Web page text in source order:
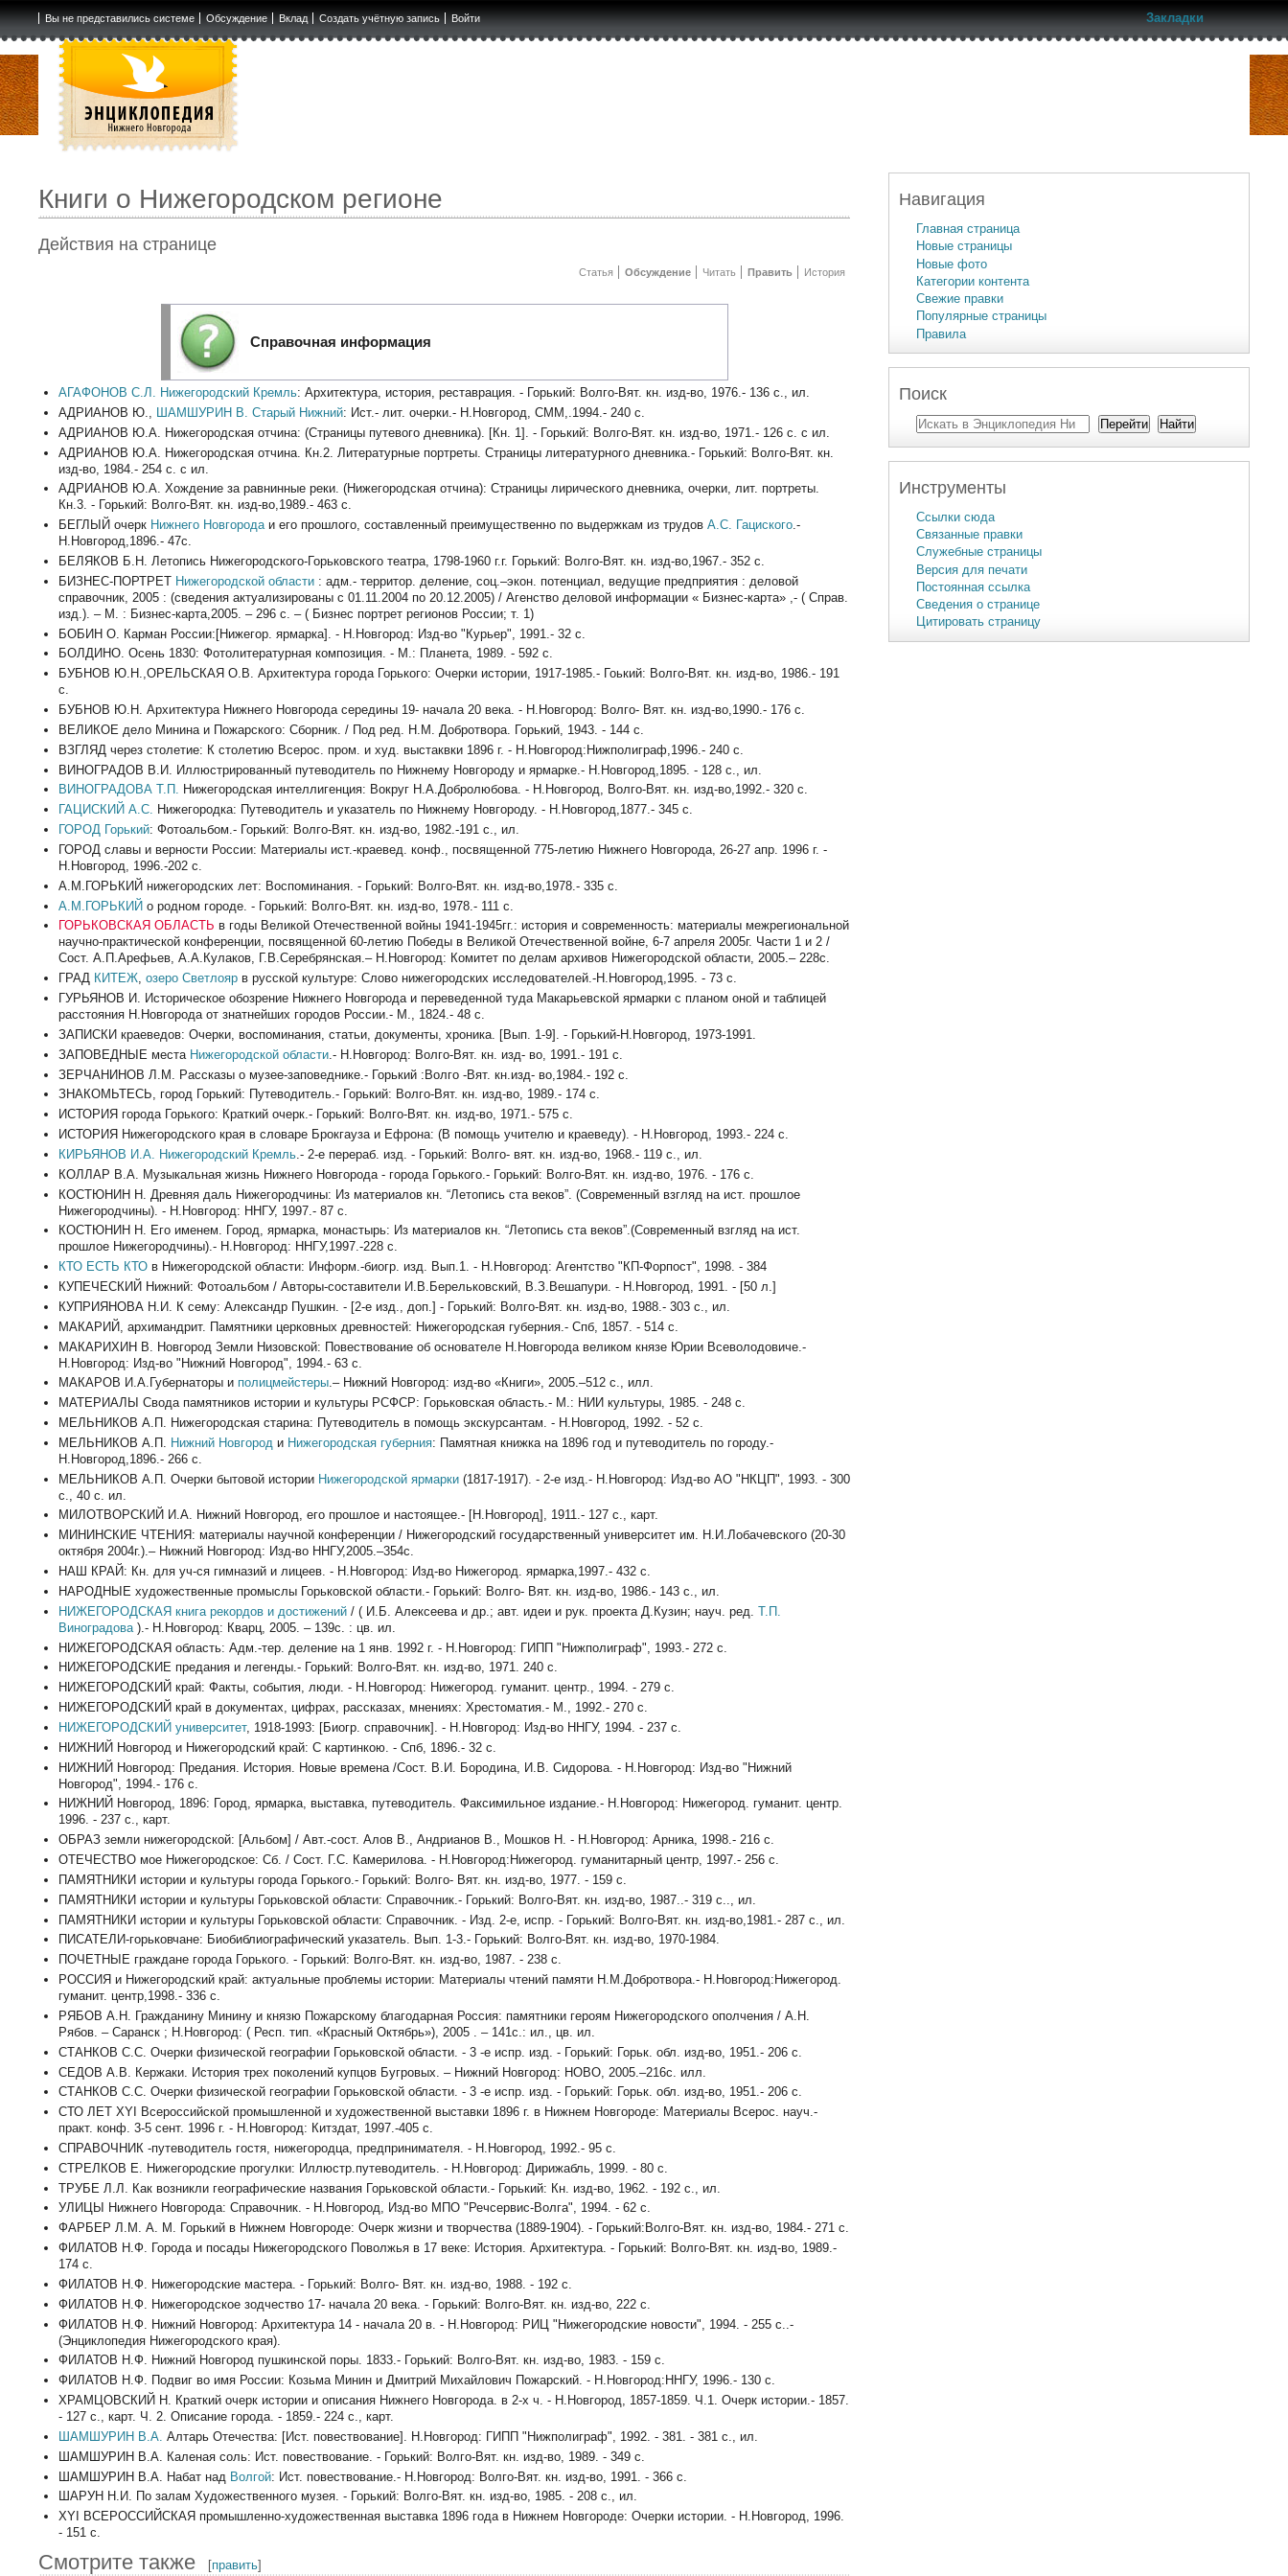
Вы не представились системе Обсуждение Вклад Создать учётную запись Войти Закладки
Книги о Нижегородском регионе
Действия на странице
Статья Обсуждение Читать Править История
Справочная информация
АГАФОНОВ С.Л. Нижегородский Кремль: Архитектура, история, реставрация. - Горький: Волго-Вят. кн. изд-во, 1976.- 136 с., ил.
АДРИАНОВ Ю.,
ШАМШУРИН В. Старый Нижний: Ист.- лит. очерки.- Н.Новгород, СММ,.1994.- 240 с.
АДРИАНОВ Ю.А. Нижегородская отчина: (Страницы путевого дневника). [Кн. 1]. - Горький: Волго-Вят. кн. изд-во, 1971.- 126 с. с ил.
АДРИАНОВ Ю.А. Нижегородская отчина. Кн.2. Литературные портреты. Страницы литературного дневника.- Горький: Волго-Вят. кн.
изд-во, 1984.- 254 с. с ил.
АДРИАНОВ Ю.А. Хождение за равнинные реки. (Нижегородская отчина): Страницы лирического дневника, очерки, лит. портреты.
Кн.3. - Горький: Волго-Вят. кн. изд-во,1989.- 463 с.
БЕГЛЫЙ очерк Нижнего Новгородаи его прошлого, составленный преимущественно по выдержкам из трудов А.С. Гациского.-
Н.Новгород,1896.- 47с.
БЕЛЯКОВ Б.Н. Летопись Нижегородского-Горьковского театра, 1798-1960 г.г. Горький: Волго-Вят. кн. изд-во,1967.- 352 с.
БИЗНЕС-ПОРТРЕТ Нижегородской области: адм.- территор. деление, соц.–экон. потенциал, ведущие предприятия : деловой
справочник, 2005 : (сведения актуализированы с 01.11.2004 по 20.12.2005) / Агенство деловой информации « Бизнес-карта» ,- ( Справ.
изд.). – М. : Бизнес-карта,2005. – 296 с. – ( Бизнес портрет регионов России; т. 1)
БОБИН О. Карман России:[Нижегор. ярмарка]. - Н.Новгород: Изд-во "Курьер", 1991.- 32 с.
БОЛДИНО. Осень 1830: Фотолитературная композиция. - М.: Планета, 1989. - 592 с.
БУБНОВ Ю.Н.,ОРЕЛЬСКАЯ О.В. Архитектура города Горького: Очерки истории, 1917-1985.- Гоький: Волго-Вят. кн. изд-во, 1986.- 191
с.
БУБНОВ Ю.Н. Архитектура Нижнего Новгорода середины 19- начала 20 века. - Н.Новгород: Волго- Вят. кн. изд-во,1990.- 176 с.
ВЕЛИКОЕ дело Минина и Пожарского: Сборник. / Под ред. Н.М. Добротвора. Горький, 1943. - 144 с.
ВЗГЛЯД через столетие: К столетию Всерос. пром. и худ. выстаквки 1896 г. - Н.Новгород:Нижполиграф,1996.- 240 с.
ВИНОГРАДОВ В.И. Иллюстрированный путеводитель по Нижнему Новгороду и ярмарке.- Н.Новгород,1895. - 128 с., ил.
ВИНОГРАДОВА Т.П. Нижегородская интеллигенция: Вокруг Н.А.Добролюбова. - Н.Новгород, Волго-Вят. кн. изд-во,1992.- 320 с.
ГАЦИСКИЙ А.С. Нижегородка: Путеводитель и указатель по Нижнему Новгороду. - Н.Новгород,1877.- 345 с.
ГОРОД Горький: Фотоальбом.- Горький: Волго-Вят. кн. изд-во, 1982.-191 с., ил.
ГОРОД славы и верности России: Материалы ист.-краевед. конф., посвященной 775-летию Нижнего Новгорода, 26-27 апр. 1996 г. -
Н.Новгород, 1996.-202 с.
А.М.ГОРЬКИЙ нижегородских лет: Воспоминания. - Горький: Волго-Вят. кн. изд-во,1978.- 335 с.
А.М.ГОРЬКИЙо родном городе. - Горький: Волго-Вят. кн. изд-во, 1978.- 111 с.
ГОРЬКОВСКАЯ ОБЛАСТЬ в годы Великой Отечественной войны 1941-1945гг.: история и современность: материалы межрегиональной
научно-практической конференции, посвященной 60-летию Победы в Великой Отечественной войне, 6-7 апреля 2005г. Части 1 и 2 /
Сост. А.П.Арефьев, А.А.Кулаков, Г.В.Серебрянская.– Н.Новгород: Комитет по делам архивов Нижегородской области, 2005.– 228с.
ГРАД КИТЕЖ, озеро Светлоярв русской культуре: Слово нижегородских исследователей.-Н.Новгород,1995. - 73 с.
ГУРЬЯНОВ И. Историческое обозрение Нижнего Новгорода и переведенной туда Макарьевской ярмарки с планом оной и таблицей
расстояния Н.Новгорода от знатнейших городов России.- М., 1824.- 48 с.
ЗАПИСКИ краеведов: Очерки, воспоминания, статьи, документы, хроника. [Вып. 1-9]. - Горький-Н.Новгород, 1973-1991.
ЗАПОВЕДНЫЕ места Нижегородской области.- Н.Новгород: Волго-Вят. кн. изд- во, 1991.- 191 с.
ЗЕРЧАНИНОВ Л.М. Рассказы о музее-заповеднике.- Горький :Волго -Вят. кн.изд- во,1984.- 192 с.
ЗНАКОМЬТЕСЬ, город Горький: Путеводитель.- Горький: Волго-Вят. кн. изд-во, 1989.- 174 с.
ИСТОРИЯ города Горького: Краткий очерк.- Горький: Волго-Вят. кн. изд-во, 1971.- 575 с.
ИСТОРИЯ Нижегородского края в словаре Брокгауза и Ефрона: (В помощь учителю и краеведу). - Н.Новгород, 1993.- 224 с.
КИРЬЯНОВ И.А.
Нижегородский Кремль.- 2-е перераб. изд. - Горький: Волго- вят. кн. изд-во, 1968.- 119 с., ил.
КОЛЛАР В.А. Музыкальная жизнь Нижнего Новгорода - города Горького.- Горький: Волго-Вят. кн. изд-во, 1976. - 176 с.
КОСТЮНИН Н. Древняя даль Нижегородчины: Из материалов кн. “Летопись ста веков”. (Современный взгляд на ист. прошлое
Нижегородчины). - Н.Новгород: ННГУ, 1997.- 87 с.
КОСТЮНИН Н. Его именем. Город, ярмарка, монастырь: Из материалов кн. “Летопись ста веков”.(Современный взгляд на ист.
прошлое Нижегородчины).- Н.Новгород: ННГУ,1997.-228 с.
КТО ЕСТЬ КТОв Нижегородской области: Информ.-биогр. изд. Вып.1. - Н.Новгород: Агентство "КП-Форпост", 1998. - 384
КУПЕЧЕСКИЙ Нижний: Фотоальбом / Авторы-составители И.В.Берельковский, В.З.Вешапури. - Н.Новгород, 1991. - [50 л.]
КУПРИЯНОВА Н.И. К сему: Александр Пушкин. - [2-е изд., доп.] - Горький: Волго-Вят. кн. изд-во, 1988.- 303 с., ил.
МАКАРИЙ, архимандрит. Памятники церковных древностей: Нижегородская губерния.- Спб, 1857. - 514 с.
МАКАРИХИН В. Новгород Земли Низовской: Повествование об основателе Н.Новгорода великом князе Юрии Всеволодовиче.-
Н.Новгород: Изд-во "Нижний Новгород", 1994.- 63 с.
МАКАРОВ И.А.Губернаторы и полицмейстеры.– Нижний Новгород: изд-во «Книги», 2005.–512 с., илл.
МАТЕРИАЛЫ Свода памятников истории и культуры РСФСР: Горьковская область.- М.: НИИ культуры, 1985. - 248 с.
МЕЛЬНИКОВ А.П. Нижегородская старина: Путеводитель в помощь экскурсантам. - Н.Новгород, 1992. - 52 с.
МЕЛЬНИКОВ А.П.
Нижний Новгород и Нижегородская губерния: Памятная книжка на 1896 год и путеводитель по городу.-
Н.Новгород,1896.- 266 с.
МЕЛЬНИКОВ А.П. Очерки бытовой истории Нижегородской ярмарки(1817-1917). - 2-е изд.- Н.Новгород: Изд-во АО "НКЦП", 1993. - 300
с., 40 с. ил.
МИЛОТВОРСКИЙ И.А. Нижний Новгород, его прошлое и настоящее.- [Н.Новгород], 1911.- 127 с., карт.
МИНИНСКИЕ ЧТЕНИЯ: материалы научной конференции / Нижегородский государственный университет им. Н.И.Лобачевского (20-30
октября 2004г.).– Нижний Новгород: Изд-во ННГУ,2005.–354с.
НАШ КРАЙ: Кн. для уч-ся гимназий и лицеев. - Н.Новгород: Изд-во Нижегород. ярмарка,1997.- 432 с.
НАРОДНЫЕ художественные промыслы Горьковской области.- Горький: Волго- Вят. кн. изд-во, 1986.- 143 с., ил.
НИЖЕГОРОДСКАЯ книга рекордов и достижений/ ( И.Б. Алексеева и др.; авт. идеи и рук. проекта Д.Кузин; науч. ред. Т.П.
Виноградова).- Н.Новгород: Кварц, 2005. – 139с. : цв. ил.
НИЖЕГОРОДСКАЯ область: Адм.-тер. деление на 1 янв. 1992 г. - Н.Новгород: ГИПП "Нижполиграф", 1993.- 272 с.
НИЖЕГОРОДСКИЕ предания и легенды.- Горький: Волго-Вят. кн. изд-во, 1971. 240 с.
НИЖЕГОРОДСКИЙ край: Факты, события, люди. - Н.Новгород: Нижегород. гуманит. центр., 1994. - 279 с.
НИЖЕГОРОДСКИЙ край в документах, цифрах, рассказах, мнениях: Хрестоматия.- М., 1992.- 270 с.
НИЖЕГОРОДСКИЙ университет, 1918-1993: [Биогр. справочник]. - Н.Новгород: Изд-во ННГУ, 1994. - 237 с.
НИЖНИЙ Новгород и Нижегородский край: С картинкою. - Спб, 1896.- 32 с.
НИЖНИЙ Новгород: Предания. История. Новые времена /Сост. В.И. Бородина, И.В. Сидорова. - Н.Новгород: Изд-во "Нижний
Новгород", 1994.- 176 с.
НИЖНИЙ Новгород, 1896: Город, ярмарка, выставка, путеводитель. Факсимильное издание.- Н.Новгород: Нижегород. гуманит. центр.
1996. - 237 с., карт.
ОБРАЗ земли нижегородской: [Альбом] / Авт.-сост. Алов В., Андрианов В., Мошков Н. - Н.Новгород: Арника, 1998.- 216 с.
ОТЕЧЕСТВО мое Нижегородское: Сб. / Сост. Г.С. Камерилова. - Н.Новгород:Нижегород. гуманитарный центр, 1997.- 256 с.
ПАМЯТНИКИ истории и культуры города Горького.- Горький: Волго- Вят. кн. изд-во, 1977. - 159 с.
ПАМЯТНИКИ истории и культуры Горьковской области: Справочник.- Горький: Волго-Вят. кн. изд-во, 1987..- 319 с.., ил.
ПАМЯТНИКИ истории и культуры Горьковской области: Справочник. - Изд. 2-е, испр. - Горький: Волго-Вят. кн. изд-во,1981.- 287 с., ил.
ПИСАТЕЛИ-горьковчане: Биобиблиографический указатель. Вып. 1-3.- Горький: Волго-Вят. кн. изд-во, 1970-1984.
ПОЧЕТНЫЕ граждане города Горького. - Горький: Волго-Вят. кн. изд-во, 1987. - 238 с.
РОССИЯ и Нижегородский край: актуальные проблемы истории: Материалы чтений памяти Н.М.Добротвора.- Н.Новгород:Нижегород.
гуманит. центр,1998.- 336 с.
РЯБОВ А.Н. Гражданину Минину и князю Пожарскому благодарная Россия: памятники героям Нижегородского ополчения / А.Н.
Рябов. – Саранск ; Н.Новгород: ( Респ. тип. «Красный Октябрь»), 2005 . – 141с.: ил., цв. ил.
СТАНКОВ С.С. Очерки физической географии Горьковской области. - 3 -е испр. изд. - Горький: Горьк. обл. изд-во, 1951.- 206 с.
СЕДОВ А.В. Кержаки. История трех поколений купцов Бугровых. – Нижний Новгород: НОВО, 2005.–216с. илл.
СТАНКОВ С.С. Очерки физической географии Горьковской области. - 3 -е испр. изд. - Горький: Горьк. обл. изд-во, 1951.- 206 с.
СТО ЛЕТ ХYI Всероссийской промышленной и художественной выставки 1896 г. в Нижнем Новгороде: Материалы Всерос. науч.-
практ. конф. 3-5 сент. 1996 г. - Н.Новгород: Китздат, 1997.-405 с.
СПРАВОЧНИК -путеводитель гостя, нижегородца, предпринимателя. - Н.Новгород, 1992.- 95 с.
СТРЕЛКОВ Е. Нижегородские прогулки: Иллюстр.путеводитель. - Н.Новгород: Дирижабль, 1999. - 80 с.
ТРУБЕ Л.Л. Как возникли географические названия Горьковской области.- Горький: Кн. изд-во, 1962. - 192 с., ил.
УЛИЦЫ Нижнего Новгорода: Справочник. - Н.Новгород, Изд-во МПО "Речсервис-Волга", 1994. - 62 с.
ФАРБЕР Л.М. А. М. Горький в Нижнем Новгороде: Очерк жизни и творчества (1889-1904). - Горький:Волго-Вят. кн. изд-во, 1984.- 271 с.
ФИЛАТОВ Н.Ф. Города и посады Нижегородского Поволжья в 17 веке: История. Архитектура. - Горький: Волго-Вят. кн. изд-во, 1989.-
174 с.
ФИЛАТОВ Н.Ф. Нижегородские мастера. - Горький: Волго- Вят. кн. изд-во, 1988. - 192 с.
ФИЛАТОВ Н.Ф. Нижегородское зодчество 17- начала 20 века. - Горький: Волго-Вят. кн. изд-во, 222 с.
ФИЛАТОВ Н.Ф. Нижний Новгород: Архитектура 14 - начала 20 в. - Н.Новгород: РИЦ "Нижегородские новости", 1994. - 255 с..-
(Энциклопедия Нижегородского края).
ФИЛАТОВ Н.Ф. Нижний Новгород пушкинской поры. 1833.- Горький: Волго-Вят. кн. изд-во, 1983. - 159 с.
ФИЛАТОВ Н.Ф. Подвиг во имя России: Козьма Минин и Дмитрий Михайлович Пожарский. - Н.Новгород:ННГУ, 1996.- 130 с.
ХРАМЦОВСКИЙ Н. Краткий очерк истории и описания Нижнего Новгорода. в 2-х ч. - Н.Новгород, 1857-1859. Ч.1. Очерк истории.- 1857.
- 127 с., карт. Ч. 2. Описание города. - 1859.- 224 с., карт.
ШАМШУРИН В.А. Алтарь Отечества: [Ист. повествование]. Н.Новгород: ГИПП "Нижполиграф", 1992. - 381. - 381 с., ил.
ШАМШУРИН В.А. Каленая соль: Ист. повествование. - Горький: Волго-Вят. кн. изд-во, 1989. - 349 с.
ШАМШУРИН В.А. Набат над Волгой: Ист. повествование.- Н.Новгород: Волго-Вят. кн. изд-во, 1991. - 366 с.
ШАРУН Н.И. По залам Художественного музея. - Горький: Волго-Вят. кн. изд-во, 1985. - 208 с., ил.
ХYI ВСЕРОССИЙСКАЯ промышленно-художественная выставка 1896 года в Нижнем Новгороде: Очерки истории. - Н.Новгород, 1996.
- 151 с.
Смотрите также [править]
Навигация
Главная страница
Новые страницы
Новые фото
Категории контента
Свежие правки
Популярные страницы
Правила
Поиск
Инструменты
Ссылки сюда
Связанные правки
Служебные страницы
Версия для печати
Постоянная ссылка
Сведения о странице
Цитировать страницу